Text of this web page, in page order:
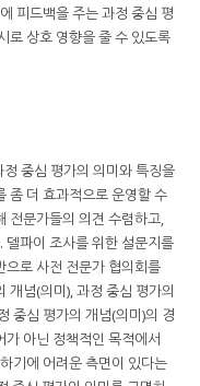
피드백을 주는 과정 중심 평
로 상호 영향을 줄 수 있도록
중심 평가의 의미와 특징을
좀 더 효과적으로 운영할 수
전문가들의 의견 수렴하고,
델파이 조사를 위한 설문지를
으로 사전 전문가 협의회를
개념(의미), 과정 중심 평가의
중심 평가의 개념(의미)의 경
아닌 정책적인 목적에서
기에 어려운 측면이 있다는